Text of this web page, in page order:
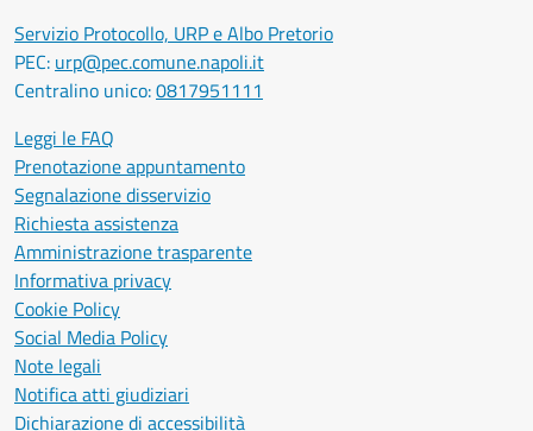
Servizio Protocollo, URP e Albo Pretorio
PEC: urp@pec.comune.napoli.it
Centralino unico:0817951111
Leggi le FAQ
Prenotazione appuntamento
Segnalazione disservizio
Richiesta assistenza
Amministrazione trasparente
Informativa privacy
Cookie Policy
Social Media Policy
Note legali
Notifica atti giudiziari
Dichiarazione di accessibilità